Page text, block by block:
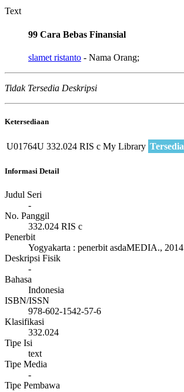
Text
99 Cara Bebas Finansial
slamet ristanto - Nama Orang;
Tidak Tersedia Deskripsi
Ketersediaan
U01764U 332.024 RIS c My Library Tersedia
Informasi Detail
Judul Seri
-
No. Panggil
332.024 RIS c
Penerbit
Yogyakarta : penerbit asdaMEDIA., 2014
Deskripsi Fisik
-
Bahasa
Indonesia
ISBN/ISSN
978-602-1542-57-6
Klasifikasi
332.024
Tipe Isi
text
Tipe Media
-
Tipe Pembawa